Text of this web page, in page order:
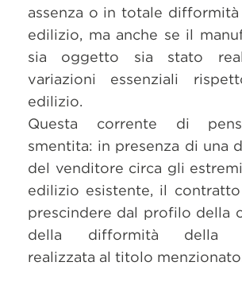
assenza o in totale difformità
edilizio, ma anche se il
sia oggetto sia stato
variazioni essenziali
edilizio.
Questa corrente di
smentita: in presenza di una
del venditore circa gli
edilizio esistente, il
prescindere dal profilo della
della difformità della
realizzata al titolo